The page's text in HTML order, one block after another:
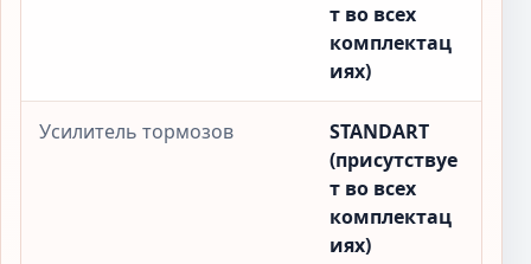
т во всех
комплектац
иях)
Усилитель тормозов
STANDART
(присутствуе
т во всех
комплектац
иях)